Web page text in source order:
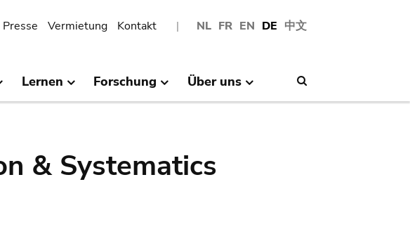
NL FR EN DE 中文
Presse Vermietung Kontakt
Lernen Forschung Über uns
& Systematics